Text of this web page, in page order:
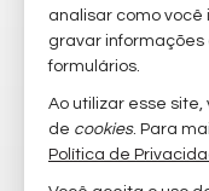
receba
imóveis
mapa de
analisar como você
gravar
formulários.
Ao utilizar esse
de cookies. Para
Política de